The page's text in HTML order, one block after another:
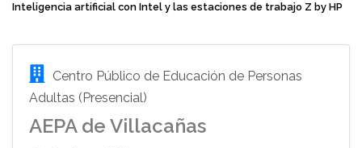
Inteligencia artificial con Intel y las estaciones de trabajo Z by HP
Centro Público de Educación de Personas
Adultas (Presencial)
AEPA de Villacañas